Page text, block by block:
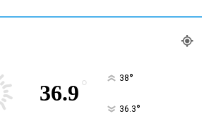
36.9 ° 38°
36.3°